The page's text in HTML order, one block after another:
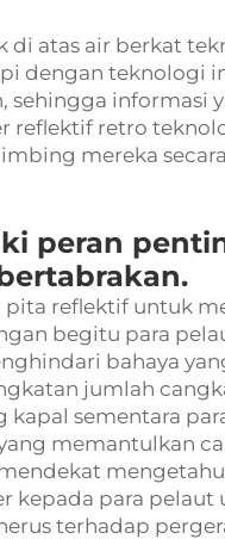
di atas air berkat
dengan teknologi
sehingga informasi
reflektif retro
mereka
peran
pita reflektif untuk
begitu para
bahaya
jumlah
kapal sementara
memantulkan
kepada para pelaut
terhadap